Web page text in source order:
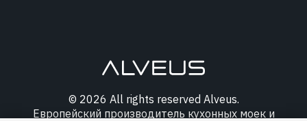
© 2026 All rights reserved Alveus.
Европейский производитель кухонных моек и